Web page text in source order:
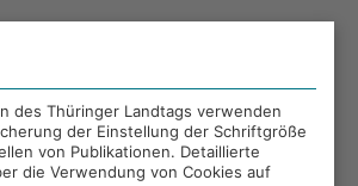
THÜRINGER LANDTAGS
des Thüringer Landtags verwenden
der Einstellung der Schriftgröße
von Publikationen. Detaillierte
die Verwendung von Cookies auf